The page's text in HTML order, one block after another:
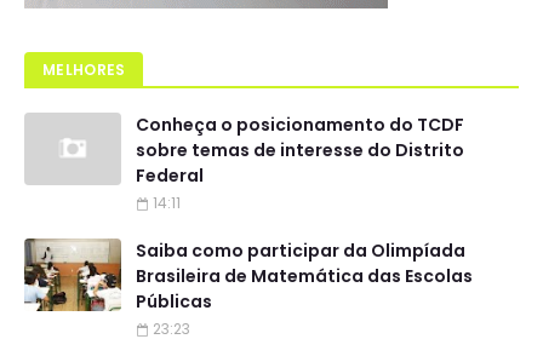
MELHORES
Conheça o posicionamento do TCDF
sobre temas de interesse do Distrito
Federal
14:11
Saiba como participar da Olimpíada
Brasileira de Matemática das Escolas
Públicas
23:23